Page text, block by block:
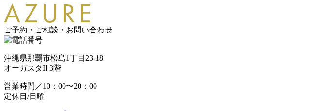
ご予約・ご相談・お問い合わせ
沖縄県那覇市松島1丁目23-18
オーガスタII 3階
営業時間／10：00〜20：00
定休日/日曜